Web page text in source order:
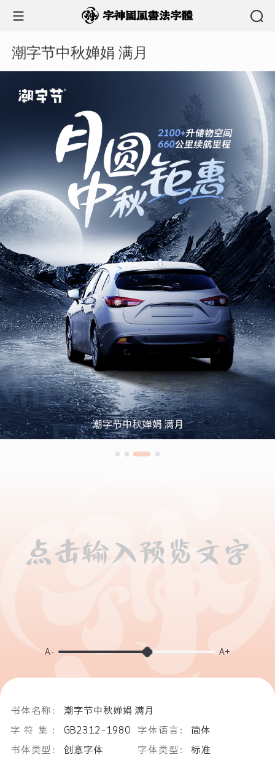
潮字节中秋婵娟 满月
A- A+
书体名称：
潮字节中秋婵娟 满月
字符集：
GB2312-1980 字体语言：
简体
书体类型：
创意字体 字体类型：
标准